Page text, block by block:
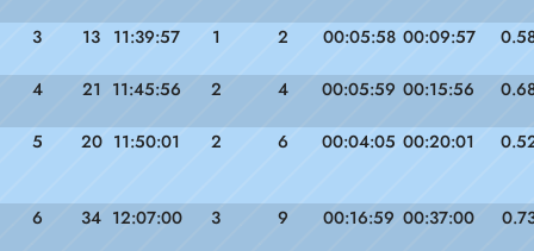
3 13 11:39:57 1 2 00:05:58 00:09:57
4 21 11:45:56 2 4 00:05:59 00:15:56
5 20 11:50:01 2 6 00:04:05 00:20:01
6 34 12:07:00 3 9 00:16:59 00:37:00